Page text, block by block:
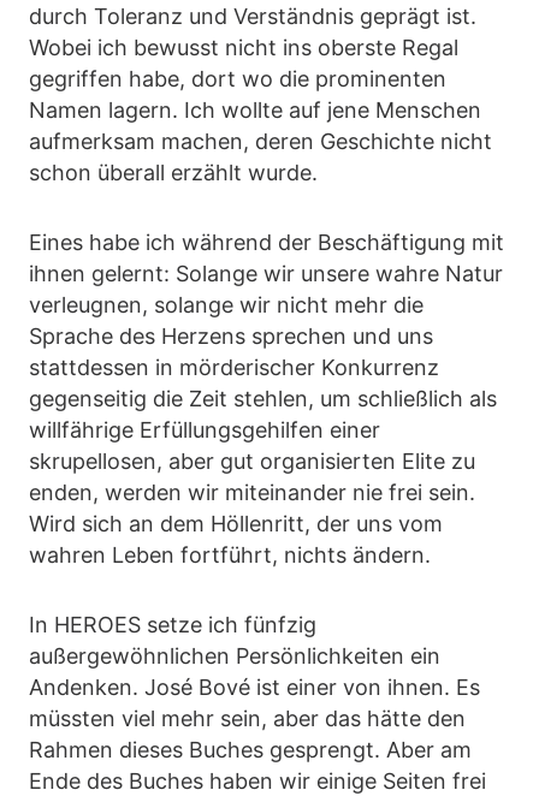
durch Toleranz und Verständnis geprägt ist.
Wobei ich bewusst nicht ins oberste Regal
gegriffen habe, dort wo die prominenten
Namen lagern. Ich wollte auf jene Menschen
aufmerksam machen, deren Geschichte nicht
schon überall erzählt wurde.
Eines habe ich während der Beschäftigung mit
ihnen gelernt: Solange wir unsere wahre Natur
verleugnen, solange wir nicht mehr die
Sprache des Herzens sprechen und uns
stattdessen in mörderischer Konkurrenz
gegenseitig die Zeit stehlen, um schließlich als
willfährige Erfüllungsgehilfen einer
skrupellosen, aber gut organisierten Elite zu
enden, werden wir miteinander nie frei sein.
Wird sich an dem Höllenritt, der uns vom
wahren Leben fortführt, nichts ändern.
In HEROES setze ich fünfzig
außergewöhnlichen Persönlichkeiten ein
Andenken. José Bové ist einer von ihnen. Es
müssten viel mehr sein, aber das hätte den
Rahmen dieses Buches gesprengt. Aber am
Ende des Buches haben wir einige Seiten frei